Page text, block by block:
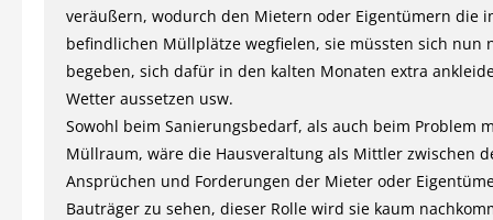
veräußern, wodurch den Mietern oder Eigentümern die
befindlichen Müllplätze wegfielen, sie müssten sich nun
begeben, sich dafür in den kalten Monaten extra
Wetter aussetzen usw.
Sowohl beim Sanierungsbedarf, als auch beim Problem
Müllraum, wäre die Hausveraltung als Mittler zwischen
Ansprüchen und Forderungen der Mieter oder
Bauträger zu sehen, dieser Rolle wird sie kaum